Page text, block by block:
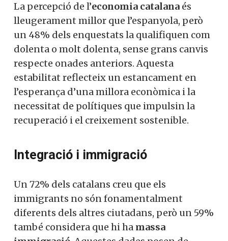
La percepció de l’economia catalana és
lleugerament millor que l’espanyola, però
un 48% dels enquestats la qualifiquen com
dolenta o molt dolenta, sense grans canvis
respecte onades anteriors. Aquesta
estabilitat reflecteix un estancament en
l’esperança d’una millora econòmica i la
necessitat de polítiques que impulsin la
recuperació i el creixement sostenible.
Integració i immigració
Un 72% dels catalans creu que els
immigrants no són fonamentalment
diferents dels altres ciutadans, però un 59%
també considera que hi ha massa